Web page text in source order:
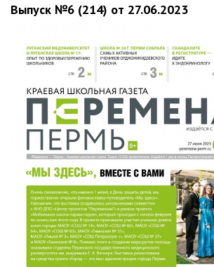
Выпуск №6 (214) от 27.06.2023